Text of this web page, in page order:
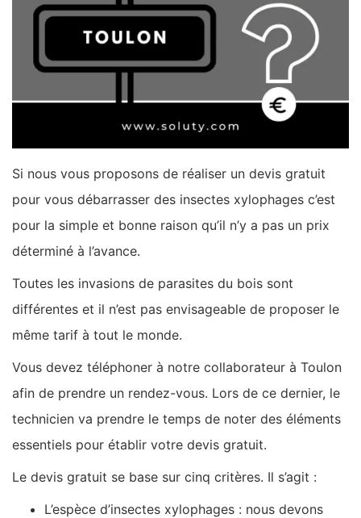
Si nous vous proposons de réaliser un devis gratuit
pour vous débarrasser des insectes xylophages c’est
pour la simple et bonne raison qu’il n’y a pas un prix
déterminé à l’avance.
Toutes les invasions de parasites du bois sont
différentes et il n’est pas envisageable de proposer le
même tarif à tout le monde.
Vous devez téléphoner à notre collaborateur à Toulon
afin de prendre un rendez-vous. Lors de ce dernier, le
technicien va prendre le temps de noter des éléments
essentiels pour établir votre devis gratuit.
Le devis gratuit se base sur cinq critères. Il s’agit :
L’espèce d’insectes xylophages : nous devons